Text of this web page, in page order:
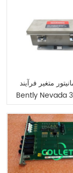
متغیر فرآیند
Bently Nevada
163179-